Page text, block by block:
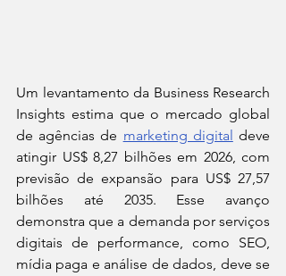
Um levantamento da Business Research
Insights estima que o mercado global
de agências de marketing digital deve
atingir US$ 8,27 bilhões em 2026, com
previsão de expansão para US$ 27,57
bilhões até 2035. Esse avanço
demonstra que a demanda por serviços
digitais de performance, como SEO,
mídia paga e análise de dados, deve se